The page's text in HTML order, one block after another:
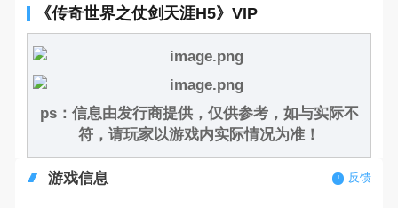
《传奇世界之仗剑天涯H5》VIP
ps：信息由发行商提供，仅供参考，如与实际不
符，请玩家以游戏内实际情况为准！
游戏信息 反馈